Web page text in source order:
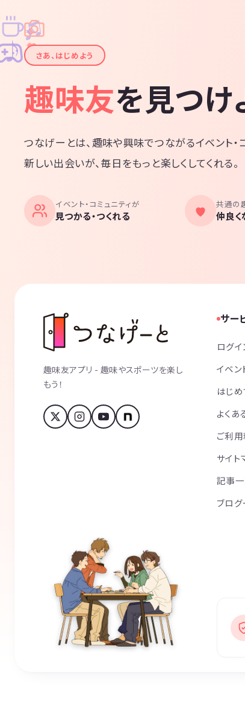
✦
✦
✧
✧
♪
♫
さあ、はじめよう
趣味友を見つけ
つなげーとは、趣味や興味でつながるイベント・
新しい出会いが、毎日をもっと楽しくしてくれる。
イベント・コミュニティが
見つかる・つくれる
共通の
仲良く
趣味友アプリ - 趣味やスポーツを楽し
もう！
サー
ログイ
イベン
はじ
よくあ
ご利
サイト
記事
ブロ